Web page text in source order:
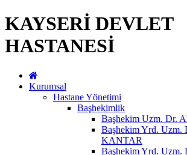
KAYSERİ DEVLET
HASTANESİ
Kurumsal
Hastane Yönetimi
Başhekimlik
Başhekim Uzm. Dr.
Başhekim Yrd. Uzm.
KANTAR
Başhekim Yrd. Uzm.